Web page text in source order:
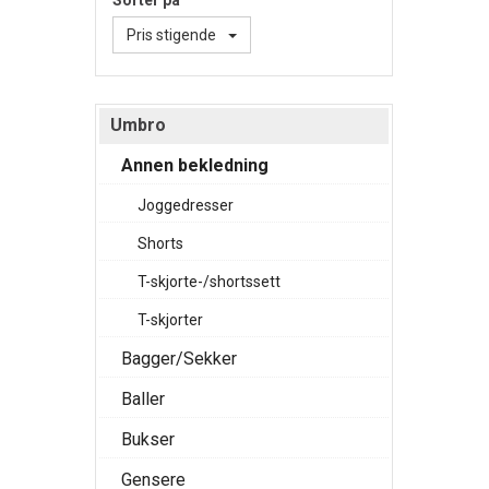
Pris stigende
Umbro
Annen bekledning
Joggedresser
Shorts
T-skjorte-/shortssett
T-skjorter
Bagger/Sekker
Baller
Bukser
Gensere